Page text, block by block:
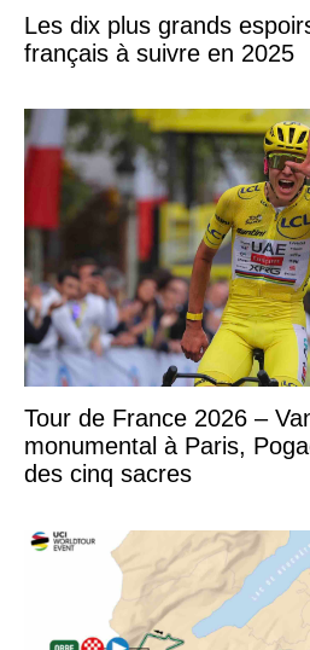
Les dix plus grands
français à suivre en 2025
Tour de France 2026 –
monumental à Paris,
des cinq sacres